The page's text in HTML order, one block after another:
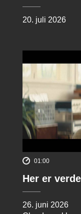
20. juli 2026
01:00
Her er
26. juni 2026